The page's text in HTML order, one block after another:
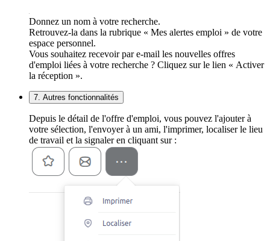
Donnez un nom à votre recherche.
Retrouvez-la dans la rubrique « Mes alertes emploi » de votre
espace personnel.
Vous souhaitez recevoir par e-mail les nouvelles offres
d'emploi liées à votre recherche ? Cliquez sur le lien « Activer
la réception ».
7. Autres fonctionnalités
Depuis le détail de l'offre d'emploi, vous pouvez l'ajouter à
votre sélection, l'envoyer à un ami, l'imprimer, localiser le lieu
de travail et la signaler en cliquant sur :